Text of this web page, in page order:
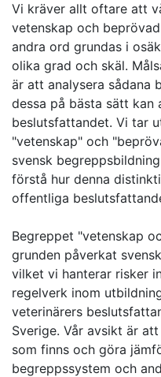
Vi kräver allt oftare att
vetenskap och
andra ord grundas i
olika grad och skäl.
är att analysera sådana
dessa på bästa sätt kan
beslutsfattandet. Vi tar
"vetenskap" och
svensk
förstå hur denna
offentliga
Begreppet "vetenskap
grunden påverkat
vilket vi hanterar risker
regelverk inom
veterinärers
Sverige. Vår avsikt är
som finns och göra
begreppssystem och